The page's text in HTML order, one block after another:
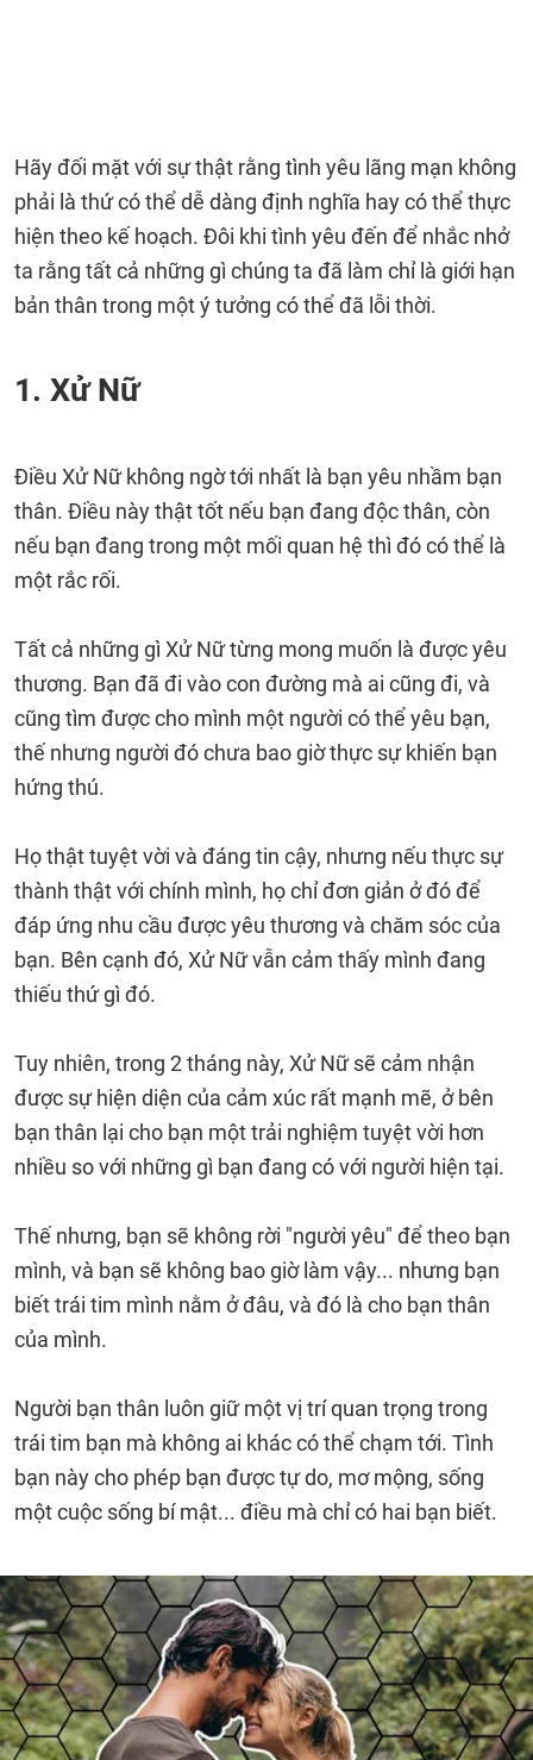
Hãy đối mặt với sự thật rằng tình yêu lãng mạn không
phải là thứ có thể dễ dàng định nghĩa hay có thể thực
hiện theo kế hoạch. Đôi khi tình yêu đến để nhắc nhở
ta rằng tất cả những gì chúng ta đã làm chỉ là giới hạn
bản thân trong một ý tưởng có thể đã lỗi thời.
1. Xử Nữ
Điều Xử Nữ không ngờ tới nhất là bạn yêu nhầm bạn
thân. Điều này thật tốt nếu bạn đang độc thân, còn
nếu bạn đang trong một mối quan hệ thì đó có thể là
một rắc rối.
Tất cả những gì Xử Nữ từng mong muốn là được yêu
thương. Bạn đã đi vào con đường mà ai cũng đi, và
cũng tìm được cho mình một người có thể yêu bạn,
thế nhưng người đó chưa bao giờ thực sự khiến bạn
hứng thú.
Họ thật tuyệt vời và đáng tin cậy, nhưng nếu thực sự
thành thật với chính mình, họ chỉ đơn giản ở đó để
đáp ứng nhu cầu được yêu thương và chăm sóc của
bạn. Bên cạnh đó, Xử Nữ vẫn cảm thấy mình đang
thiếu thứ gì đó.
Tuy nhiên, trong 2 tháng này, Xử Nữ sẽ cảm nhận
được sự hiện diện của cảm xúc rất mạnh mẽ, ở bên
bạn thân lại cho bạn một trải nghiệm tuyệt vời hơn
nhiều so với những gì bạn đang có với người hiện tại.
Thế nhưng, bạn sẽ không rời "người yêu" để theo bạn
mình, và bạn sẽ không bao giờ làm vậy... nhưng bạn
biết trái tim mình nằm ở đâu, và đó là cho bạn thân
của mình.
Người bạn thân luôn giữ một vị trí quan trọng trong
trái tim bạn mà không ai khác có thể chạm tới. Tình
bạn này cho phép bạn được tự do, mơ mộng, sống
một cuộc sống bí mật... điều mà chỉ có hai bạn biết.